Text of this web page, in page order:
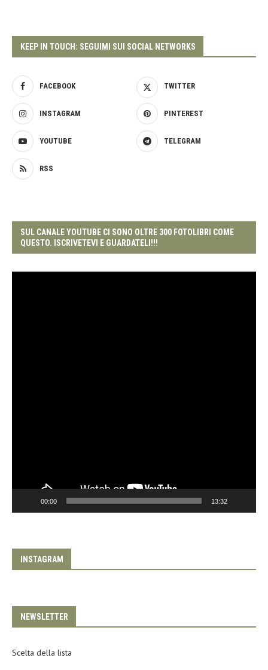
KEEP IN TOUCH: SEGUIMI SUI SOCIAL NETWORKS
FACEBOOK TWITTER
INSTAGRAM PINTEREST
YOUTUBE TELEGRAM
RSS
SUL CANALE YOUTUBE CI SONO OLTRE 300 FOTOLIBRI COME
QUESTO. ISCRIVETEVI E GUARDATELI!!!
00:00 13:32
INSTAGRAM
NEWSLETTER
Scelta della lista